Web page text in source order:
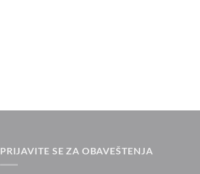
PRIJAVITE SE ZA OBAVEŠTENJA